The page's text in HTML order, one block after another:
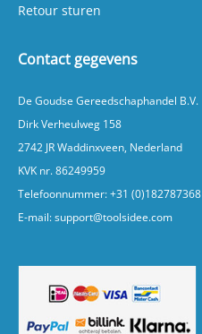
Retour sturen
Contact gegevens
De Goudse Gereedschaphandel B.V.
Dirk Verheulweg 158
2742 JR Waddinxveen, Nederland
KVK nr. 86249959
Telefoonnummer:+31 (0)182787368
E-mail:support@toolsidee.com